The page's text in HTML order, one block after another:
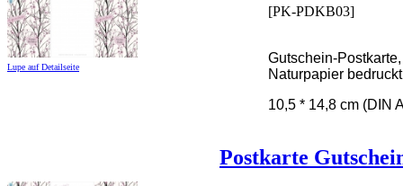
Lupe auf Detailseite
[PK-PDKB03]
Gutschein-
Naturpapier
10,5 * 14,8 cm (DIN
Postkarte